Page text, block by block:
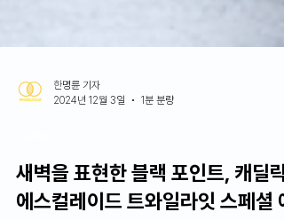
News
새벽을 표현한 블랙 포인트, 캐딜락